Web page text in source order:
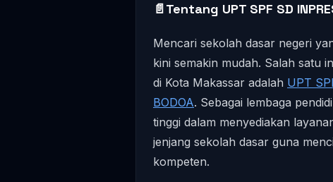
📄Tentang UPT SPF SD
Mencari sekolah dasar negeri
kini semakin mudah. Salah satu
di Kota Makassar adalah UPT
BODOA. Sebagai lembaga
tinggi dalam menyediakan
jenjang sekolah dasar guna
kompeten.